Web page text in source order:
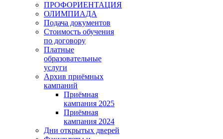
ПРОФОРИЕНТАЦИЯ
ОЛИМПИАДА
Подача документов
Стоимость обучения
по договору
Платные
образовательные
услуги
Архив приёмных
кампаний
Приёмная
кампания 2025
Приёмная
кампания 2024
Дни открытых дверей